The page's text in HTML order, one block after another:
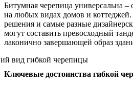
Битумная черепица универсальна –
на любых видах домов и
решения и самые разные
могут составить превосходный
лаконично завершающей образ
Ключевые достоинства гибкой